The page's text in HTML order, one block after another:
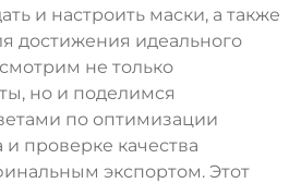
и настроить маски, а также
достижения идеального
не только
но и поделимся
по оптимизации
проверке качества
экспортом. Этот